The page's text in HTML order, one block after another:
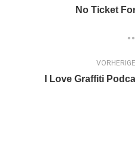
No Ticket
I Love Graffiti